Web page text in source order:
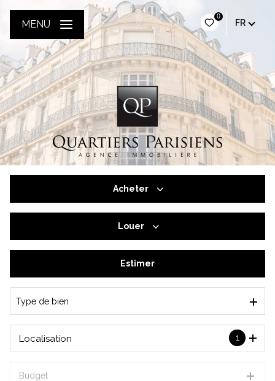
0
FR
MENU
Acheter
De l'immo pro
Louer
De l'immo pro
Estimer
Type de bien
1
Localisation
Budget